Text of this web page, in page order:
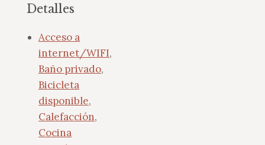
Detalles
Acceso a
internet/WIFI,
Baño privado,
Bicicleta
disponible,
Calefacción,
Cocina